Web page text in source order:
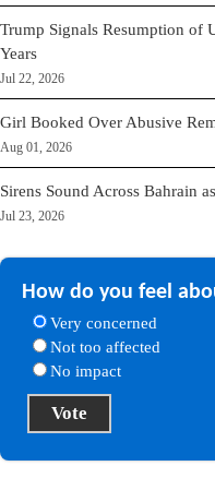
Trump Signals Resumption of
Years
Jul 22, 2026
Girl Booked Over Abusive
Aug 01, 2026
Sirens Sound Across Bahrain
Jul 23, 2026
How do you feel
Very concerned
Not too affected
No impact